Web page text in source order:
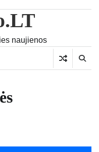
naujienos